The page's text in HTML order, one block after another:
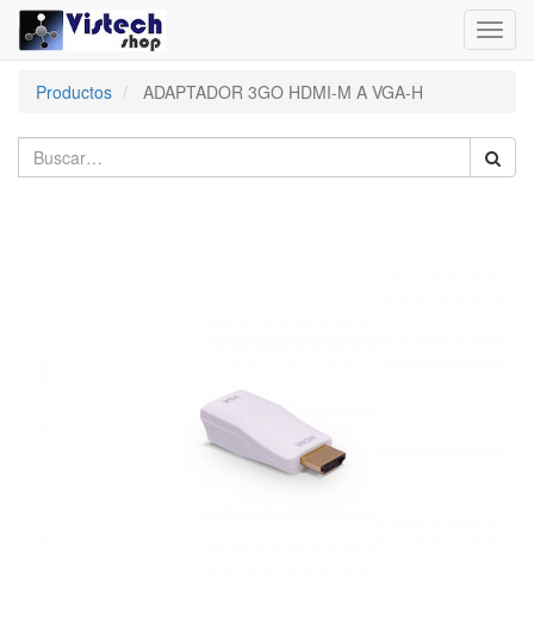
Productos
ADAPTADOR 3GO HDMI-M A VGA-H